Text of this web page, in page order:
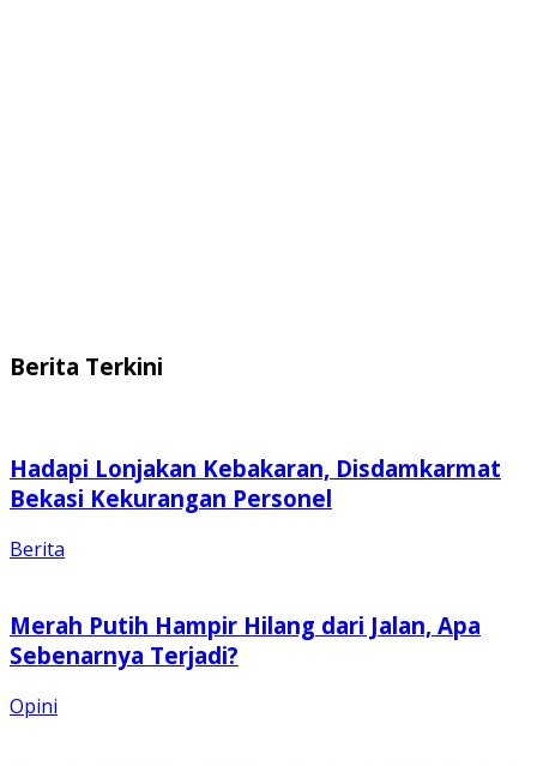
Berita Terkini
Hadapi Lonjakan Kebakaran, Disdamkarmat
Bekasi Kekurangan Personel
Berita
Merah Putih Hampir Hilang dari Jalan, Apa
Sebenarnya Terjadi?
Opini